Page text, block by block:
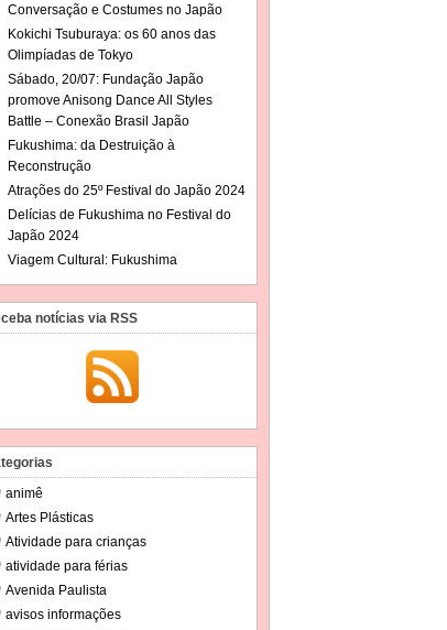
Conversação e Costumes no Japão
Kokichi Tsuburaya: os 60 anos das
Olimpíadas de Tokyo
Sábado, 20/07: Fundação Japão
promove Anisong Dance All Styles
Battle – Conexão Brasil Japão
Fukushima: da Destruição à
Reconstrução
Atrações do 25º Festival do Japão 2024
Delícias de Fukushima no Festival do
Japão 2024
Viagem Cultural: Fukushima
notícias via RSS
animê
Artes Plásticas
Atividade para crianças
atividade para férias
Avenida Paulista
avisos informações